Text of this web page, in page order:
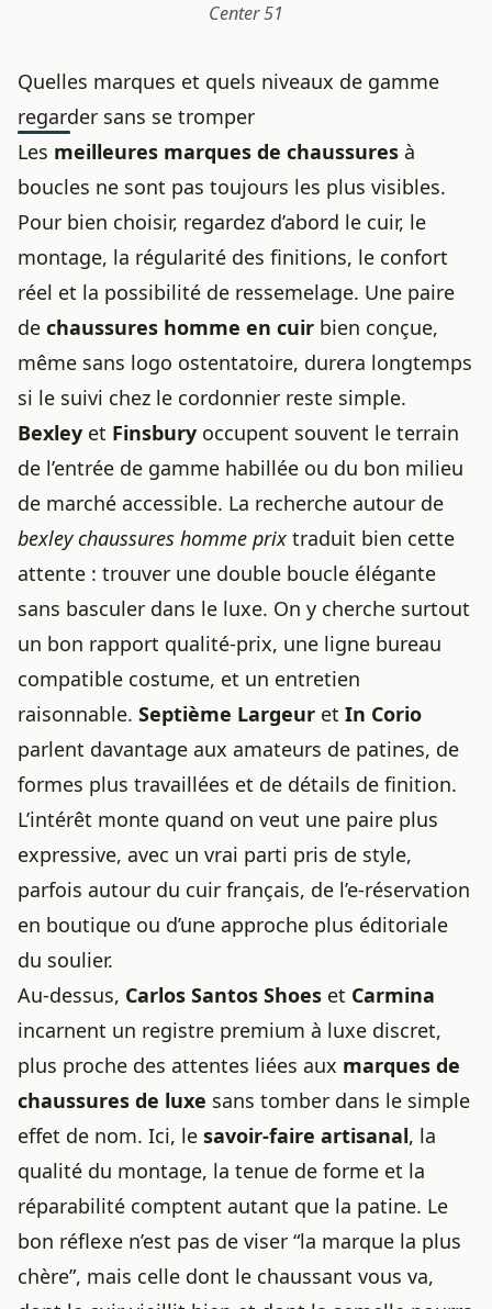
Center 51
Quelles marques et quels niveaux de gamme
regarder sans se tromper
Les meilleures marques de chaussures à
boucles ne sont pas toujours les plus visibles.
Pour bien choisir, regardez d’abord le cuir, le
montage, la régularité des finitions, le confort
réel et la possibilité de ressemelage. Une paire
de chaussures homme en cuir bien conçue,
même sans logo ostentatoire, durera longtemps
si le suivi chez le cordonnier reste simple.
Bexley et Finsbury occupent souvent le terrain
de l’entrée de gamme habillée ou du bon milieu
de marché accessible. La recherche autour de
bexley chaussures homme prix traduit bien cette
attente : trouver une double boucle élégante
sans basculer dans le luxe. On y cherche surtout
un bon rapport qualité-prix, une ligne bureau
compatible costume, et un entretien
raisonnable. Septième Largeur et In Corio
parlent davantage aux amateurs de patines, de
formes plus travaillées et de détails de finition.
L’intérêt monte quand on veut une paire plus
expressive, avec un vrai parti pris de style,
parfois autour du cuir français, de l’e-réservation
en boutique ou d’une approche plus éditoriale
du soulier.
Au-dessus, Carlos Santos Shoes et Carmina
incarnent un registre premium à luxe discret,
plus proche des attentes liées aux marques de
chaussures de luxe sans tomber dans le simple
effet de nom. Ici, le savoir-faire artisanal, la
qualité du montage, la tenue de forme et la
réparabilité comptent autant que la patine. Le
bon réflexe n’est pas de viser “la marque la plus
chère”, mais celle dont le chaussant vous va,